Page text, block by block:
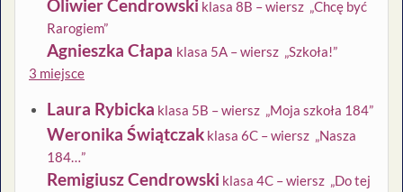
Oliwier Cendrowski klasa 8B – wiersz „Chcę być
Rarogiem”
Agnieszka Cłapa klasa 5A – wiersz „Szkoła!”
3 miejsce
Laura Rybicka klasa 5B – wiersz „Moja szkoła 184”
Weronika Świątczak klasa 6C – wiersz „Nasza
184…”
Remigiusz Cendrowski klasa 4C – wiersz „Do tej